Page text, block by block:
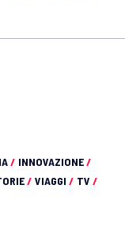
/ INNOVAZIONE/
/ VIAGGI / TV /